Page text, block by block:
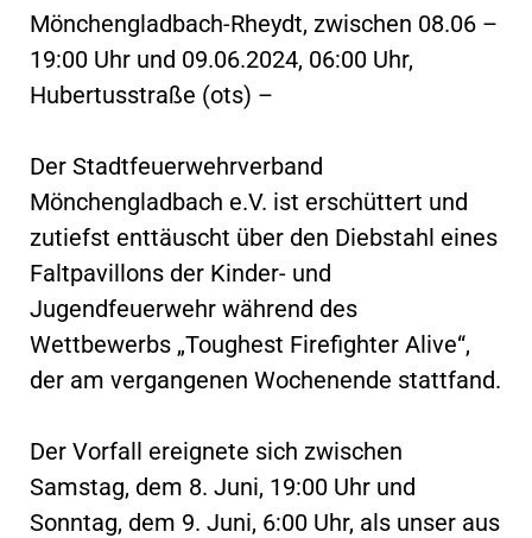
Mönchengladbach-Rheydt, zwischen 08.06 –
19:00 Uhr und 09.06.2024, 06:00 Uhr,
Hubertusstraße (ots) –
Der Stadtfeuerwehrverband
Mönchengladbach e.V. ist erschüttert und
zutiefst enttäuscht über den Diebstahl eines
Faltpavillons der Kinder- und
Jugendfeuerwehr während des
Wettbewerbs „Toughest Firefighter Alive“,
der am vergangenen Wochenende stattfand.
Der Vorfall ereignete sich zwischen
Samstag, dem 8. Juni, 19:00 Uhr und
Sonntag, dem 9. Juni, 6:00 Uhr, als unser aus